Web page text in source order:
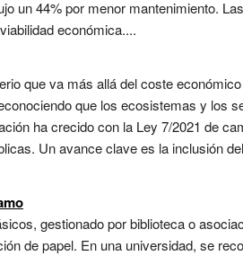
un 44% por menor mantenimiento.
económica....
que va más allá del coste
que los ecosistemas y los
ha crecido con la Ley 7/2021 de
Un avance clave es la inclusión
gestionado por biblioteca o
de papel. En una universidad, se